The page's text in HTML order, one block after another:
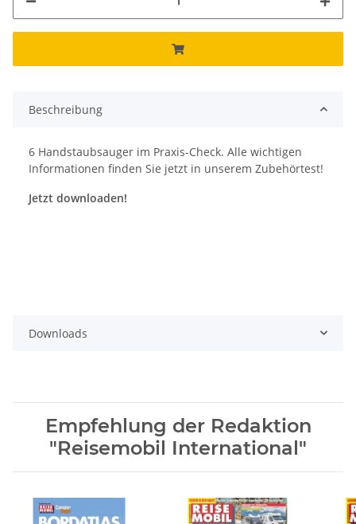
Beschreibung
6 Handstaubsauger im Praxis-Check. Alle wichtigen
Informationen finden Sie jetzt in unserem Zubehörtest!
Jetzt downloaden!
Downloads
Empfehlung der Redaktion
"Reisemobil International"